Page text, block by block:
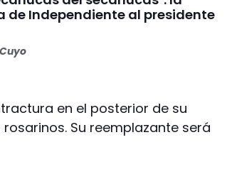
de Independiente al presidente
en el posterior de su
Su reemplazante será